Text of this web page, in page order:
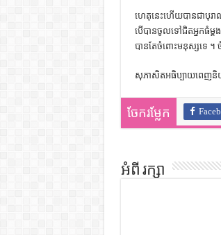
ហេតុ​នេះ​ហើយ​បាន​ជា​បុរ
បើ​បាន​ចូល​ទៅ​ជិត​អ្នក​ធំ​ម្
បាន​តែ​ចំពោះ​មនុស្ស​ទេ ។
សុភាសិតអធិប្បាយពេញនិយ
ចែករម្លែក
អំពី រក្សា